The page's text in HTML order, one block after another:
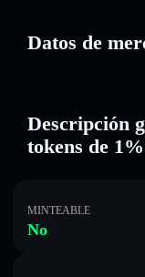
Datos de
Descripción
tokens de 1%
MINTEABLE
No